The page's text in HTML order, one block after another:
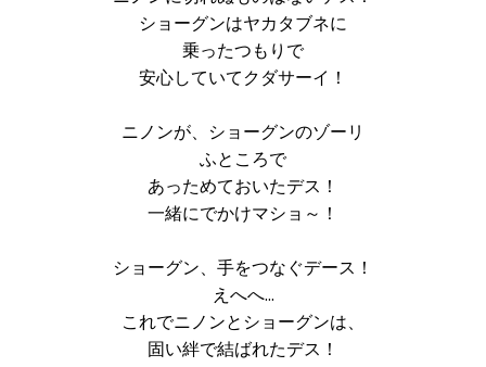
ショーグンはヤカタブネに
乗ったつもりで
安心していてクダサーイ！
ニノンが、ショーグンのゾーリ
ふところで
あっためておいたデス！
一緒にでかけマショ～！
ショーグン、手をつなぐデース！
えへへ…
これでニノンとショーグンは、
固い絆で結ばれたデス！